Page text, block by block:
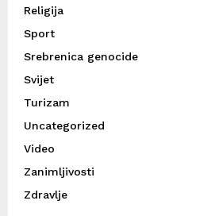
Religija
Sport
Srebrenica genocide
Svijet
Turizam
Uncategorized
Video
Zanimljivosti
Zdravlje